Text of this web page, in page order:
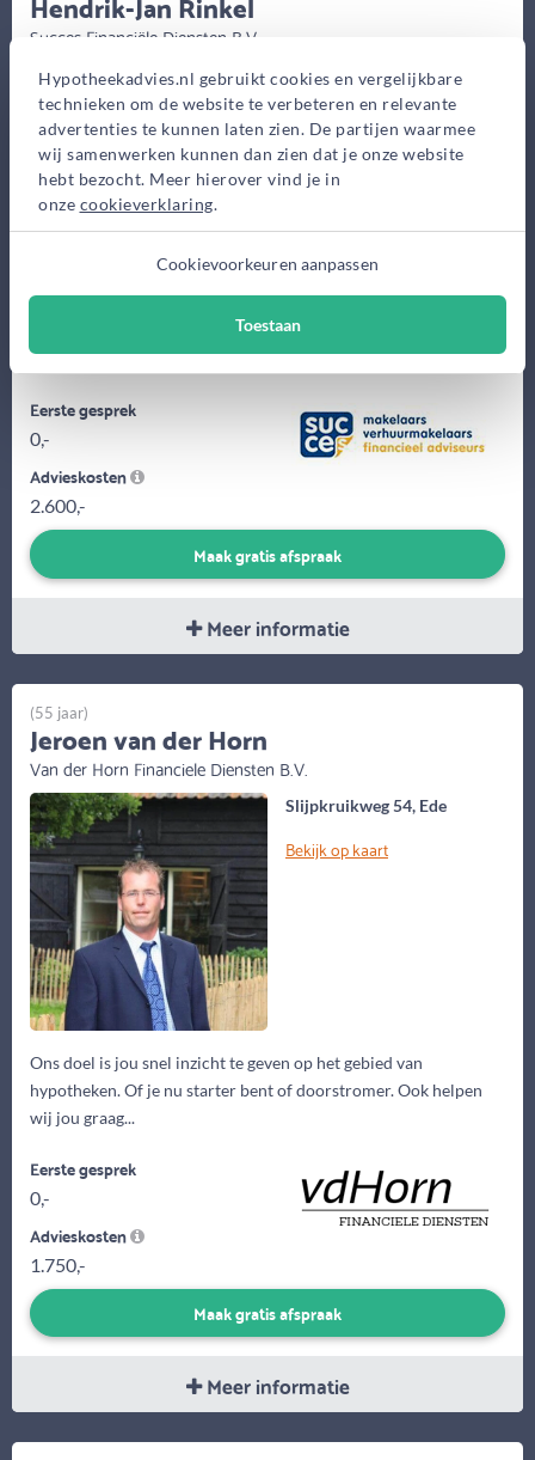
Hypotheekadvies.nl gebruikt cookies en vergelijkbare
technieken om de website te verbeteren en relevante
advertenties te kunnen laten zien. De partijen waarmee
wij samenwerken kunnen dan zien dat je onze website
hebt bezocht. Meer hierover vind je in
onze cookieverklaring.
Cookievoorkeuren aanpassen
Toestaan
Hamersveldseweg 72,
Leusden
Bekijk op kaart
De makelaar en financieel expert met een luisterend oor voor
mensen met een minder standaard vraagstuk.
Succes Financiële Diensten B.V.
Eerste gesprek
0,-
Advieskosten
2.600,-
Maak gratis afspraak
Meer informatie
Slijpkruikweg 54, Ede
Bekijk op kaart
Ons doel is jou snel inzicht te geven op het gebied van
hypotheken. Of je nu starter bent of doorstromer. Ook helpen
wij jou graag...
(55 jaar)
Jeroen van der Horn
Van der Horn Financiele Diensten B.V.
Eerste gesprek
0,-
Advieskosten
1.750,-
Maak gratis afspraak
Meer informatie